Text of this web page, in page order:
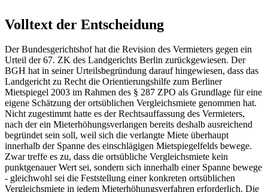
Volltext der Entscheidung
Der Bundesgerichtshof hat die Revision des Vermieters gegen ein
Urteil der 67. ZK des Landgerichts Berlin zurückgewiesen. Der
BGH hat in seiner Urteilsbegründung darauf hingewiesen, dass das
Landgericht zu Recht die Orientierungshilfe zum Berliner
Mietspiegel 2003 im Rahmen des § 287 ZPO als Grundlage für eine
eigene Schätzung der ortsüblichen Vergleichsmiete genommen hat.
Nicht zugestimmt hatte es der Rechtsauffassung des Vermieters,
nach der ein Mieterhöhungsverlangen bereits deshalb ausreichend
begründet sein soll, weil sich die verlangte Miete überhaupt
innerhalb der Spanne des einschlägigen Mietspiegelfelds bewege.
Zwar treffe es zu, dass die ortsübliche Vergleichsmiete kein
punktgenauer Wert sei, sondern sich innerhalb einer Spanne bewege
- gleichwohl sei die Feststellung einer konkreten ortsüblichen
Vergleichsmiete in jedem Mieterhöhungsverfahren erforderlich. Die